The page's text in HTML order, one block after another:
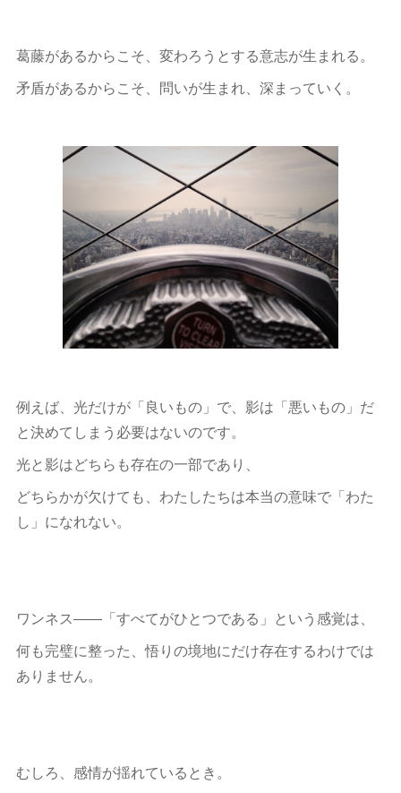
葛藤があるからこそ、変わろうとする意志が生まれる。
矛盾があるからこそ、問いが生まれ、深まっていく。
例えば、光だけが「良いもの」で、影は「悪いもの」だ
と決めてしまう必要はないのです。
光と影はどちらも存在の一部であり、
どちらかが欠けても、わたしたちは本当の意味で「わた
し」になれない。
ワンネス――「すべてがひとつである」という感覚は、
何も完璧に整った、悟りの境地にだけ存在するわけでは
ありません。
むしろ、感情が揺れているとき。